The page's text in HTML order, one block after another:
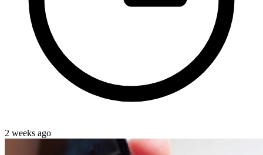
2 weeks ago